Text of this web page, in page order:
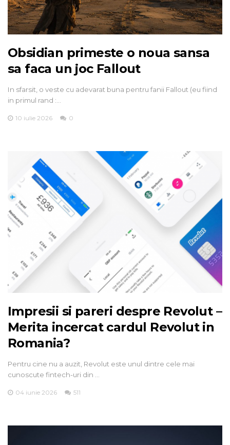
Obsidian primeste o noua sansa
sa faca un joc Fallout
In sfarsit, o veste cu adevarat buna pentru fanii Fallout (eu fiind
in primul rand :…
10 iulie 2026 0
Impresii si pareri despre Revolut –
Merita incercat cardul Revolut in
Romania?
Pentru cine nu a auzit, Revolut este unul dintre cele mai
cunoscute fintech-uri din …
04 iunie 2026 511